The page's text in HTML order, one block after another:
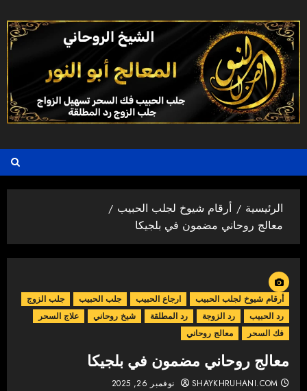
إلى
المحتوى
الرئيسية
أرقام شيوخ لجلب الحبيب
معالج روحاني مضمون في بلجيكا
أرقام شيوخ لجلب الحبيب ارجاع الحبيب جلب الحبيب
جلب الزوج
رد الحبيب
رد الزوجة رد المطلقة شيخ روحاني
علاج السحر
فك السحر
معالج روحاني
معالج روحاني مضمون في بلجيكا
SHAYKHRUHANI.COM نوفمبر 26, 2025